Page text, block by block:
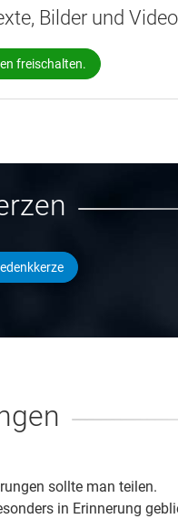
Bilder und
freischalten.
sollte man teilen.
in Erinnerung